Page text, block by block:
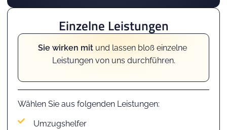
Einzelne Leistungen
Sie wirken mit und lassen bloß einzelne
Leistungen von uns durchführen.
Wählen Sie aus folgenden Leistungen:
Umzugshelfer